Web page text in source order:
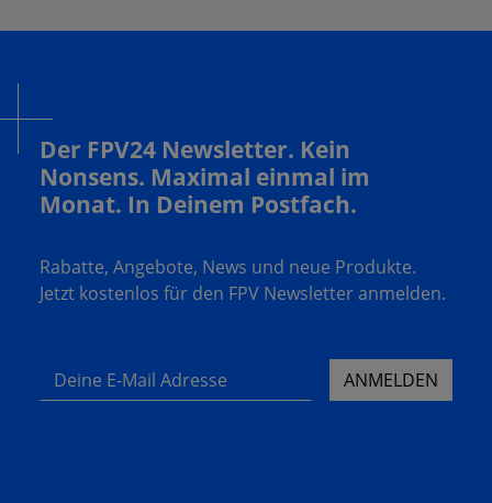
Der FPV24 Newsletter. Kein
Nonsens. Maximal einmal im
Monat. In Deinem Postfach.
Rabatte, Angebote, News und neue Produkte.
Jetzt kostenlos für den FPV Newsletter anmelden.
Deine E-Mail Adresse ANMELDEN